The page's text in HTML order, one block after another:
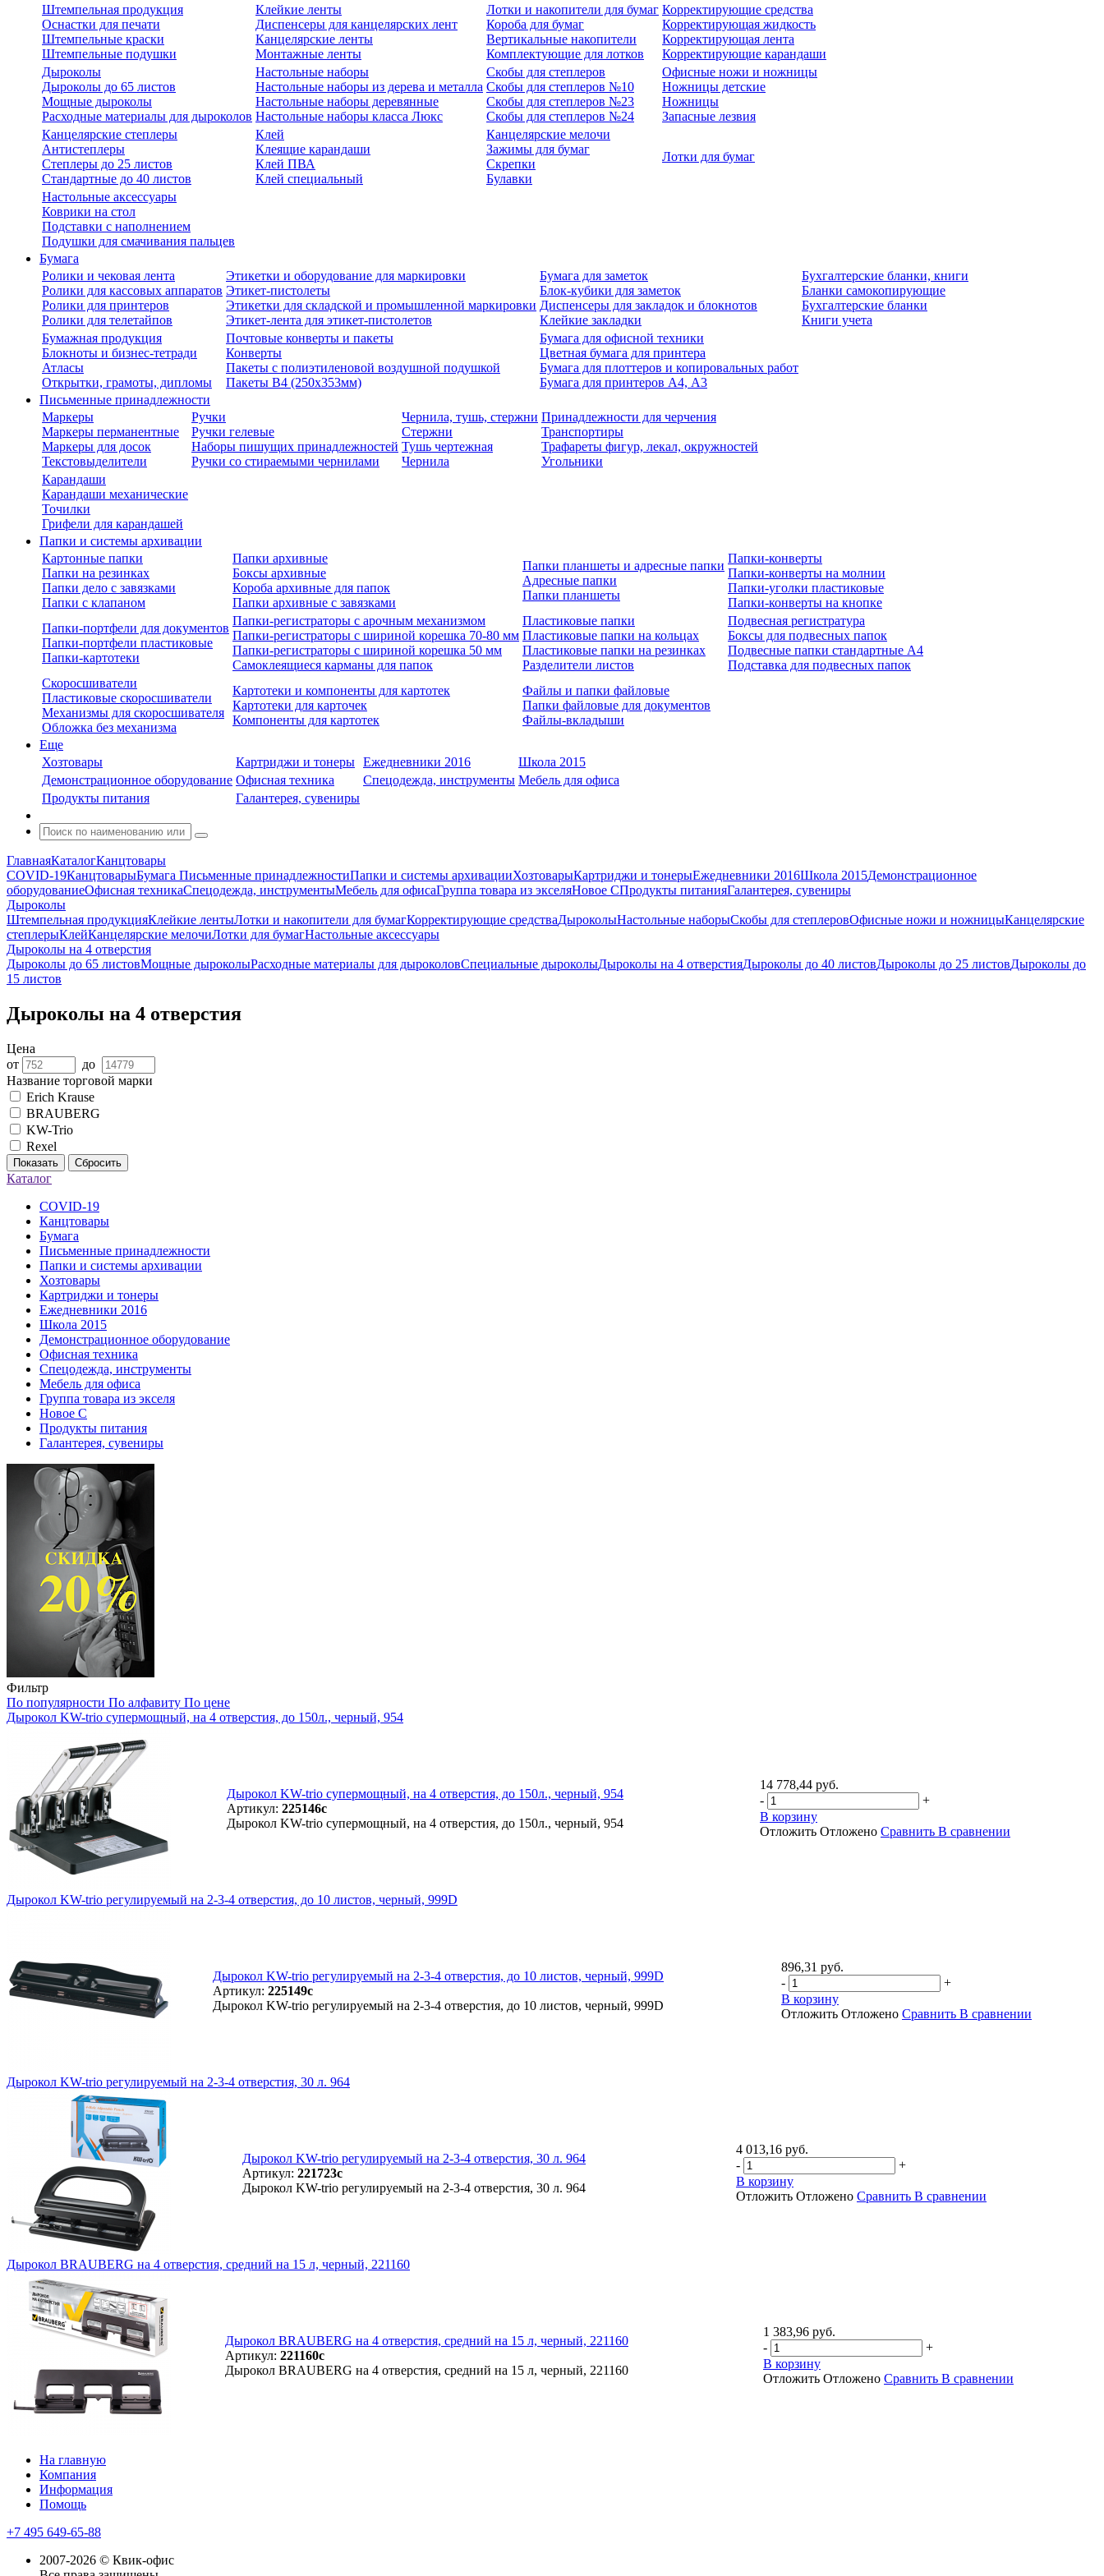
Штемпельная продукция
Оснастки для печати
Штемпельные краски
Штемпельные подушки
Клейкие ленты
Диспенсеры для канцелярских лент
Канцелярские ленты
Монтажные ленты
Лотки и накопители для бумаг
Короба для бумаг
Вертикальные накопители
Комплектующие для лотков
Корректирующие средства
Корректирующая жидкость
Корректирующая лента
Корректирующие карандаши
Дыроколы
Дыроколы до 65 листов
Мощные дыроколы
Расходные материалы для дыроколов
Настольные наборы
Настольные наборы из дерева и металла
Настольные наборы деревянные
Настольные наборы класса Люкс
Скобы для степлеров
Скобы для степлеров №10
Скобы для степлеров №23
Скобы для степлеров №24
Офисные ножи и ножницы
Ножницы детские
Ножницы
Запасные лезвия
Канцелярские степлеры
Антистеплеры
Степлеры до 25 листов
Стандартные до 40 листов
Клей
Клеящие карандаши
Клей ПВА
Клей специальный
Канцелярские мелочи
Зажимы для бумаг
Скрепки
Булавки
Лотки для бумаг
Настольные аксессуары
Коврики на стол
Подставки с наполнением
Подушки для смачивания пальцев
Бумага
Ролики и чековая лента
Ролики для кассовых аппаратов
Ролики для принтеров
Ролики для телетайпов
Этикетки и оборудование для маркировки
Этикет-пистолеты
Этикетки для складской и промышленной маркировки
Этикет-лента для этикет-пистолетов
Бумага для заметок
Блок-кубики для заметок
Диспенсеры для закладок и блокнотов
Клейкие закладки
Бухгалтерские бланки, книги
Бланки самокопирующие
Бухгалтерские бланки
Книги учета
Бумажная продукция
Блокноты и бизнес-тетради
Атласы
Открытки, грамоты, дипломы
Почтовые конверты и пакеты
Конверты
Пакеты с полиэтиленовой воздушной подушкой
Пакеты В4 (250х353мм)
Бумага для офисной техники
Цветная бумага для принтера
Бумага для плоттеров и копировальных работ
Бумага для принтеров А4, А3
Письменные принадлежности
Маркеры
Маркеры перманентные
Маркеры для досок
Текстовыделители
Ручки
Ручки гелевые
Наборы пишущих принадлежностей
Ручки со стираемыми чернилами
Чернила, тушь, стержни
Стержни
Тушь чертежная
Чернила
Принадлежности для черчения
Транспортиры
Трафареты фигур, лекал, окружностей
Угольники
Карандаши
Карандаши механические
Точилки
Грифели для карандашей
Папки и системы архивации
Картонные папки
Папки на резинках
Папки дело с завязками
Папки с клапаном
Папки архивные
Боксы архивные
Короба архивные для папок
Папки архивные с завязками
Папки планшеты и адресные папки
Адресные папки
Папки планшеты
Папки-конверты
Папки-конверты на молнии
Папки-уголки пластиковые
Папки-конверты на кнопке
Папки-портфели для документов
Папки-портфели пластиковые
Папки-картотеки
Папки-регистраторы с арочным механизмом
Папки-регистраторы с шириной корешка 70-80 мм
Папки-регистраторы с шириной корешка 50 мм
Самоклеящиеся карманы для папок
Пластиковые папки
Пластиковые папки на кольцах
Пластиковые папки на резинках
Разделители листов
Подвесная регистратура
Боксы для подвесных папок
Подвесные папки стандартные А4
Подставка для подвесных папок
Скоросшиватели
Пластиковые скоросшиватели
Механизмы для скоросшивателя
Обложка без механизма
Картотеки и компоненты для картотек
Картотеки для карточек
Компоненты для картотек
Файлы и папки файловые
Папки файловые для документов
Файлы-вкладыши
Еще
Хозтовары
Картриджи и тонеры Ежедневники 2016
Школа 2015
Демонстрационное оборудование Офисная техника Спецодежда, инструменты Мебель для офиса
Продукты питания
Галантерея, сувениры
ГлавнаяКаталогКанцтовары
COVID-19КанцтоварыБумага Письменные принадлежностиПапки и системы архивацииХозтоварыКартриджи и тонерыЕжедневники 2016Школа 2015Демонстрационное
оборудованиеОфисная техникаСпецодежда, инструментыМебель для офисаГруппа товара из экселяНовое СПродукты питанияГалантерея, сувениры
Дыроколы
Штемпельная продукцияКлейкие лентыЛотки и накопители для бумагКорректирующие средстваДыроколыНастольные наборыСкобы для степлеровОфисные ножи и ножницыКанцелярские
степлерыКлейКанцелярские мелочиЛотки для бумагНастольные аксессуары
Дыроколы на 4 отверстия
Дыроколы до 65 листовМощные дыроколыРасходные материалы для дыроколовСпециальные дыроколыДыроколы на 4 отверстияДыроколы до 40 листовДыроколы до 25 листовДыроколы до
15 листов
Дыроколы на 4 отверстия
Цена
от
до
Название торговой марки
Erich Krause
BRAUBERG
KW-Trio
Rexel
Показать Сбросить
Каталог
COVID-19
Канцтовары
Бумага
Письменные принадлежности
Папки и системы архивации
Хозтовары
Картриджи и тонеры
Ежедневники 2016
Школа 2015
Демонстрационное оборудование
Офисная техника
Спецодежда, инструменты
Мебель для офиса
Группа товара из экселя
Новое С
Продукты питания
Галантерея, сувениры
Фильтр
По популярности По алфавиту По цене
Дырокол KW-trio супермощный, на 4 отверстия, до 150л., черный, 954
Дырокол KW-trio супермощный, на 4 отверстия, до 150л., черный, 954
Артикул: 225146с
Дырокол KW-trio супермощный, на 4 отверстия, до 150л., черный, 954
14 778,44 руб.
-
+
В корзину
Отложить Отложено Сравнить В сравнении
Дырокол KW-trio регулируемый на 2-3-4 отверстия, до 10 листов, черный, 999D
Дырокол KW-trio регулируемый на 2-3-4 отверстия, до 10 листов, черный, 999D
Артикул: 225149с
Дырокол KW-trio регулируемый на 2-3-4 отверстия, до 10 листов, черный, 999D
896,31 руб.
-
+
В корзину
Отложить Отложено Сравнить В сравнении
Дырокол KW-trio регулируемый на 2-3-4 отверстия, 30 л. 964
Дырокол KW-trio регулируемый на 2-3-4 отверстия, 30 л. 964
Артикул: 221723с
Дырокол KW-trio регулируемый на 2-3-4 отверстия, 30 л. 964
4 013,16 руб.
-
+
В корзину
Отложить Отложено Сравнить В сравнении
Дырокол BRAUBERG на 4 отверстия, средний на 15 л, черный, 221160
Дырокол BRAUBERG на 4 отверстия, средний на 15 л, черный, 221160
Артикул: 221160с
Дырокол BRAUBERG на 4 отверстия, средний на 15 л, черный, 221160
1 383,96 руб.
-
+
В корзину
Отложить Отложено Сравнить В сравнении
На главную
Компания
Информация
Помощь
+7 495 649-65-88
2007-2026 © Квик-офис